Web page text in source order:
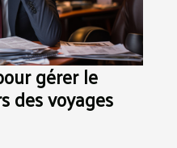
gérer le
des voyages